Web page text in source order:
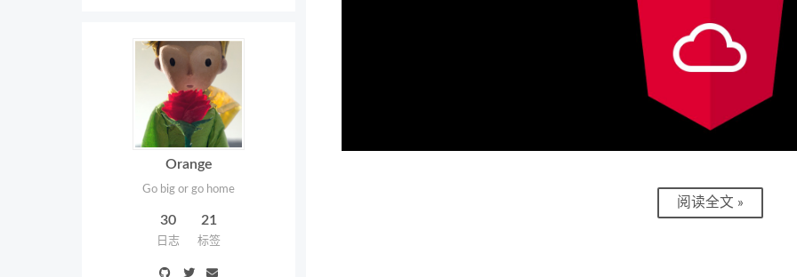
Orange
Go big or go home
30
日志
21
标签
阅读全文 »